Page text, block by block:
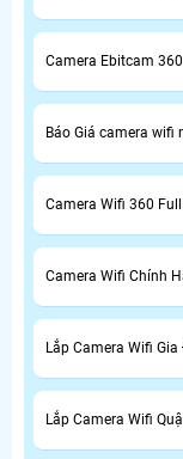
Camera Ebitcam 360
Báo Giá camera wifi
Camera Wifi 360
Camera Wifi Chính
Lắp Camera Wifi
Lắp Camera Wifi